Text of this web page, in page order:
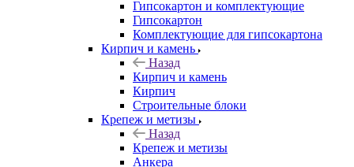
Гипсокартон и комплектующие
Гипсокартон
Комплектующие для гипсокартона
Кирпич и камень
Назад
Кирпич и камень
Кирпич
Строительные блоки
Крепеж и метизы
Назад
Крепеж и метизы
Анкера